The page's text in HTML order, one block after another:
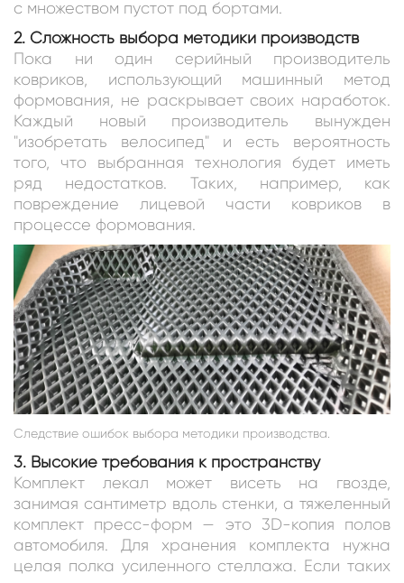
с множеством пустот под бортами.
2. Сложность выбора методики производств
Пока ни один серийный производитель
ковриков, использующий машинный метод
формования, не раскрывает своих наработок.
Каждый новый производитель вынужден
"изобретать велосипед" и есть вероятность
того, что выбранная технология будет иметь
ряд недостатков. Таких, например, как
повреждение лицевой части ковриков в
процессе формования.
Следствие ошибок выбора методики производства.
3. Высокие требования к пространству
Комплект лекал может висеть на гвозде,
занимая сантиметр вдоль стенки, а тяжеленный
комплект пресс-форм — это 3D-копия полов
автомобиля. Для хранения комплекта нужна
целая полка усиленного стеллажа. Если таких